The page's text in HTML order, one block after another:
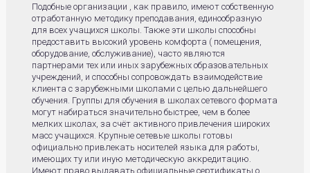
Подобные организации , как правило, имеют собственную
отработанную методику преподавания, единообразную
для всех учащихся школы. Также эти школы способны
предоставить высокий уровень комфорта ( помещения,
оборудование, обслуживание), часто являются
партнерами тех или иных зарубежных образовательных
учреждений, и способны сопровождать взаимодействие
клиента с зарубежными школами с целью дальнейшего
обучения. Группы для обучения в школах сетевого формата
могут набираться значительно быстрее, чем в более
мелких школах, за счёт активного привлечения широких
масс учащихся. Крупные сетевые школы готовы
официально привлекать носителей языка для работы,
имеющих ту или иную методическую аккредитацию.
Имеют право выдавать официальные сертификаты о